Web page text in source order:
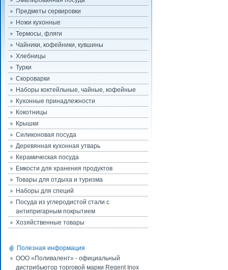
Предметы сервировки
Ножи кухонные
Термосы, фляги
Чайники, кофейники, кувшины
Хлебницы
Турки
Скороварки
Наборы коктейльные, чайные, кофейные
Кухонные принадлежности
Кокотницы
Крышки
Силиконовая посуда
Деревянная кухонная утварь
Керамическая посуда
Емкости для хранения продуктов
Товары для отдыха и туризма
Наборы для специй
Посуда из углеродистой стали с
антипригарным покрытием
Хозяйственные товары
Полезная информация
ООО «Поливалент» - официальный
дистрибьютор торговой марки Regent Inox